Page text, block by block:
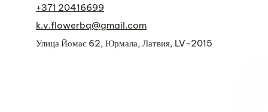
+371 20416699
k.v.flowerbq@gmail.com
Улица Йомас 62, Юрмала, Латвия, LV-2015